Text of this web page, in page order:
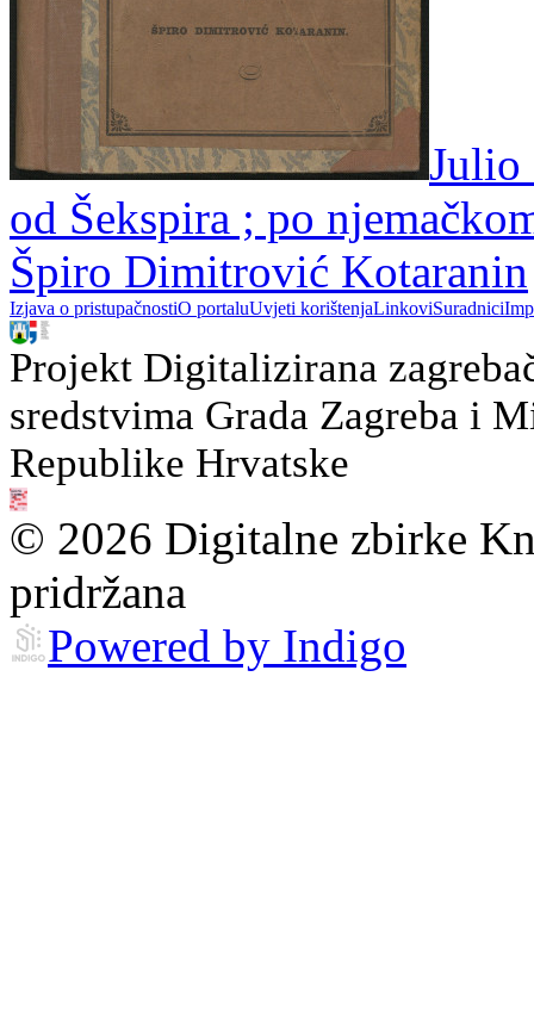
Julio
od Šekspira ; po
Špiro Dimitrović Kotaranin
Izjava o pristupačnostiO portaluUvjeti korištenjaLinkoviSuradnici
Projekt Digitalizirana
sredstvima Grada Zagreba i
Republike Hrvatske
© 2026 Digitalne zbirke
pridržana
Powered by Indigo